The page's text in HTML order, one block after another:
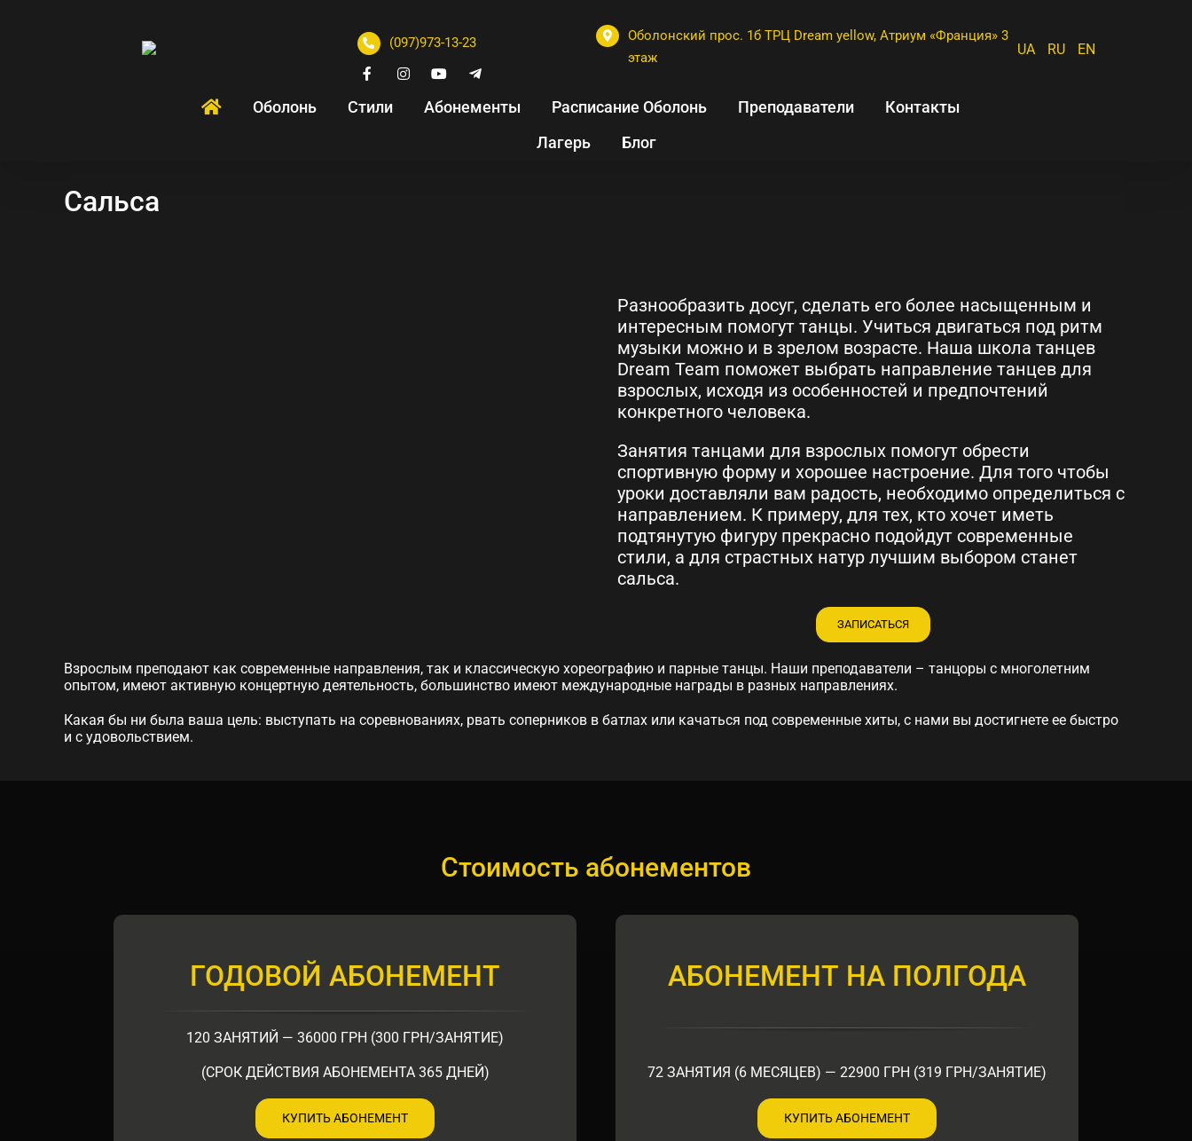
(097)973-13-23
Оболонский прос. 1б ТРЦ Dream yellow, Атриум «Франция» 3
этаж
UA RU EN
Оболонь Стили Абонементы Расписание Оболонь Преподаватели
Контакты
Лагерь
Блог
Сальса
Разнообразить досуг, сделать его более насыщенным и
интересным помогут танцы. Учиться двигаться под ритм
музыки можно и в зрелом возрасте. Наша школа танцев
Dream Team поможет выбрать направление танцев для
взрослых, исходя из особенностей и предпочтений
конкретного человека.
Занятия танцами для взрослых помогут обрести
спортивную форму и хорошее настроение. Для того чтобы
уроки доставляли вам радость, необходимо определиться с
направлением. К примеру, для тех, кто хочет иметь
подтянутую фигуру прекрасно подойдут современные
стили, а для страстных натур лучшим выбором станет
сальса.
ЗАПИСАТЬСЯ
Взрослым преподают как современные направления, так и классическую хореографию и парные танцы. Наши преподаватели – танцоры с многолетним
опытом, имеют активную концертную деятельность, большинство имеют международные награды в разных направлениях.
Какая бы ни была ваша цель: выступать на соревнованиях, рвать соперников в батлах или качаться под современные хиты, с нами вы достигнете ее быстро
и с удовольствием.
Стоимость абонементов
ГОДОВОЙ АБОНЕМЕНТ
120 ЗАНЯТИЙ — 36000 ГРН (300 ГРН/ЗАНЯТИЕ)
(СРОК ДЕЙСТВИЯ АБОНЕМЕНТА 365 ДНЕЙ)
КУПИТЬ АБОНЕМЕНТ
АБОНЕМЕНТ НА ПОЛГОДА
72 ЗАНЯТИЯ (6 МЕСЯЦЕВ) — 22900 ГРН (319 ГРН/ЗАНЯТИЕ)
КУПИТЬ АБОНЕМЕНТ